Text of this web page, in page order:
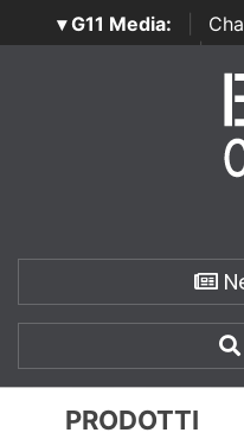
▾ G11 Media:
SecurityOpenLab |
PRODOTTI